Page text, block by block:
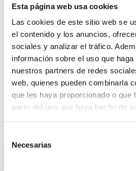
Esta página web usa cookies
Las cookies de este sitio web se
el contenido y los anuncios,
sociales y analizar el tráfico.
información sobre el uso que
nuestros partners de redes
web, quienes pueden combinarla
que les haya proporcionado o que
partir del uso que haya hecho de
Necesarias
Entre otros, contamos con
Oficial
¿Cómo será tu
de